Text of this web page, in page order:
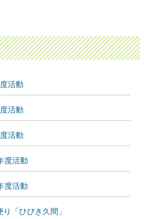
活動
活動
活動
度活動
度活動
り「ひびき久間」